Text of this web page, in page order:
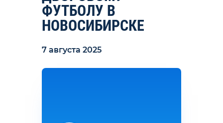
ФУТБОЛУ В
НОВОСИБИРСКЕ
7 августа 2025